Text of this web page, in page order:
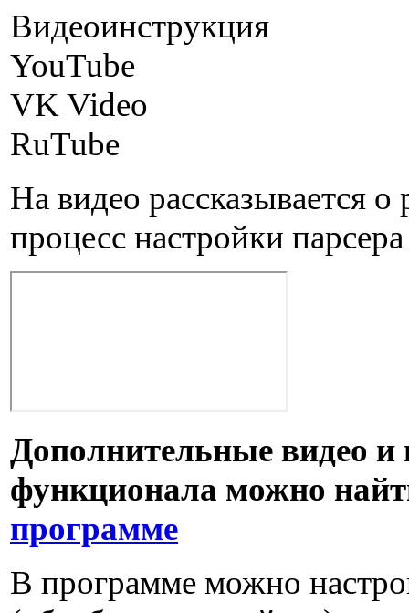
Видеоинструкция
YouTube
VK Video
RuTube
На видео рассказывается
процесс настройки
Дополнительные видео и
функционала можно
программе
В программе можно